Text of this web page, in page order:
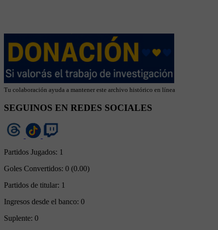
Tu colaboración ayuda a mantener este archivo histórico en línea
SEGUINOS EN REDES SOCIALES
Partidos Jugados: 1
Goles Convertidos: 0 (0.00)
Partidos de titular: 1
Ingresos desde el banco: 0
Suplente: 0